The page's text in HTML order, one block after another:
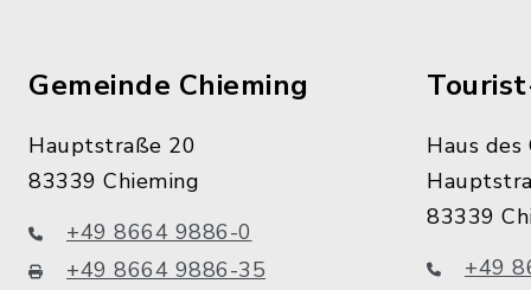
Gemeinde Chieming
Hauptstraße 20
83339 Chieming
+49 8664 9886-0
+49 8664 9886-35
Haus des
83339
+49